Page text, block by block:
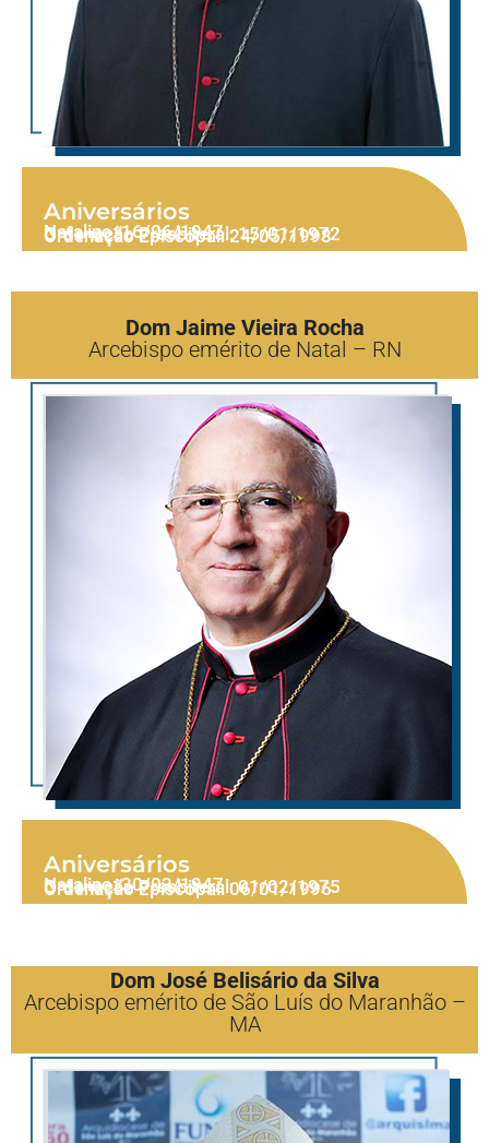
Aniversários
Natalino: 16/06/1947
Ordenação Presbiteral: 15/01/1972
Ordenação Episcopal: 24/05/1998
Dom Jaime Vieira Rocha
Arcebispo emérito de Natal – RN
Aniversários
Natalino: 30/03/1947
Ordenação Presbiteral: 01/02/1975
Ordenação Episcopal: 06/01/1996
Dom José Belisário da Silva
Arcebispo emérito de São Luís do Maranhão –
MA